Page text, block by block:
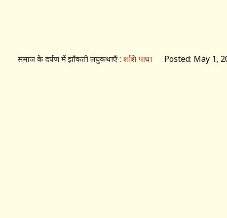
समाज के दर्पण में झाँकती लघुकथाएँ : शशि पाधा Posted: May 1,